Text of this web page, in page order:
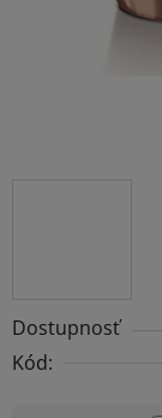
Dostupnosť
Kód: